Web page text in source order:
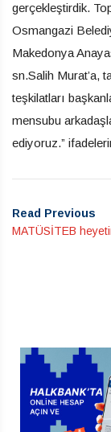
gerçekleştirdik.
Osmangazi
Makedonya
sn.Salih Murat’a,
teşkilatları
mensubu
ediyoruz.”
Read Previous
MATÜSİTEB